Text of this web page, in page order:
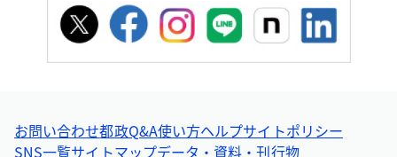
お問い合わせ都政Q&A使い方ヘルプサイトポリシー
SNS一覧サイトマップデータ・資料・刊行物